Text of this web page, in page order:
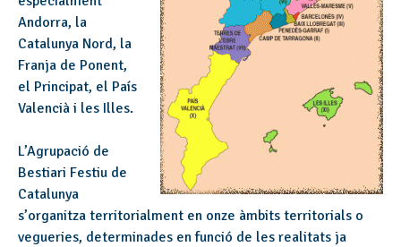
Andorra, la
Catalunya Nord, la
Franja de Ponent,
el Principat, el País
Valencià i les Illes.
L’Agrupació de
Bestiari Festiu de
Catalunya
s’organitza territorialment en onze àmbits territorials o
vegueries, determinades en funció de les realitats ja